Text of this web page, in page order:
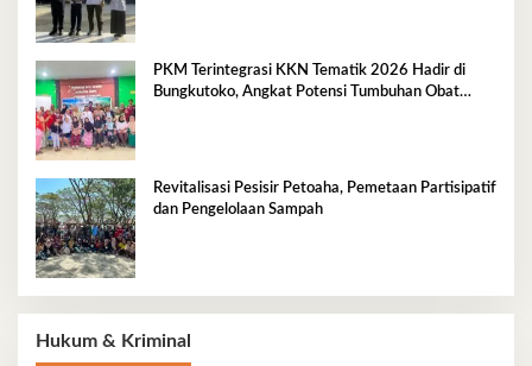
PKM Terintegrasi KKN Tematik 2026 Hadir di
Bungkutoko, Angkat Potensi Tumbuhan Obat
Revitalisasi Pesisir Petoaha, Pemetaan Partisipatif
dan Pengelolaan Sampah
Hukum & Kriminal